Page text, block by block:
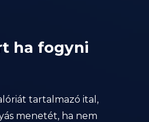
ha fogyni
tartalmazó ital,
menetét, ha nem